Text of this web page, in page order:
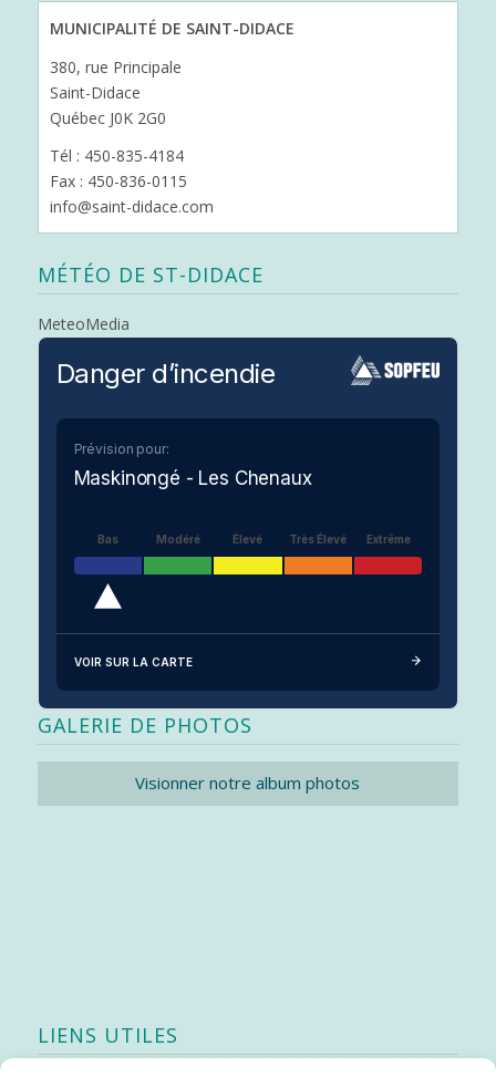
MUNICIPALITÉ DE SAINT-DIDACE
380, rue Principale
Saint-Didace
Québec J0K 2G0
Tél : 450-835-4184
Fax : 450-836-0115
info@saint-didace.com
MÉTÉO DE ST-DIDACE
MeteoMedia
Danger d’incendie
Prévision pour:
Maskinongé - Les Chenaux
Bas Modéré Élevé Très Élevé Extrême
VOIR SUR LA CARTE
GALERIE DE PHOTOS
Visionner notre album photos
LIENS UTILES